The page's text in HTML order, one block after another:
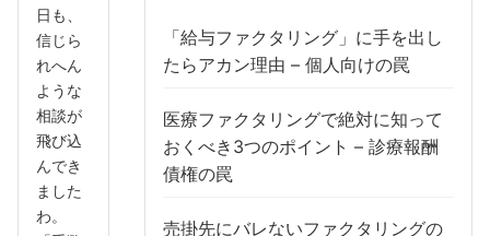
日も、
信じら
れへん
ような
相談が
飛び込
んでき
ました
わ。
「給与ファクタリング」に手を出し
たらアカン理由 – 個人向けの罠
医療ファクタリングで絶対に知って
おくべき3つのポイント – 診療報酬
債権の罠
売掛先にバレないファクタリングの